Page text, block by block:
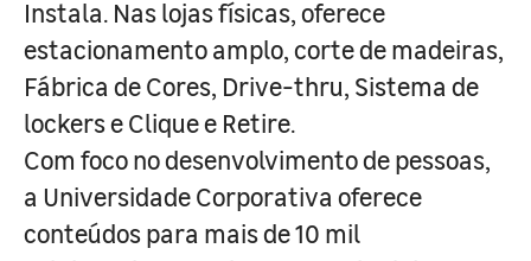
Instala. Nas lojas físicas, oferece
estacionamento amplo, corte de madeiras,
Fábrica de Cores, Drive-thru, Sistema de
lockers e Clique e Retire.
Com foco no desenvolvimento de pessoas,
a Universidade Corporativa oferece
conteúdos para mais de 10 mil